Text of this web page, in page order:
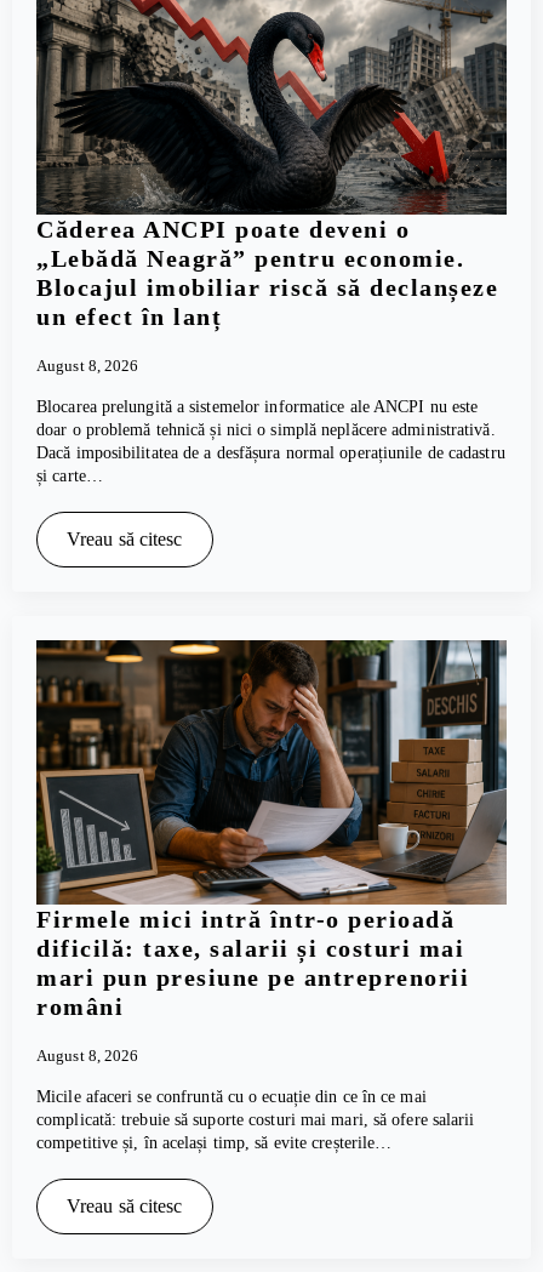
Căderea ANCPI poate deveni o
„Lebădă Neagră” pentru economie.
Blocajul imobiliar riscă să declanșeze
un efect în lanț
August 8, 2026
Blocarea prelungită a sistemelor informatice ale ANCPI nu este
doar o problemă tehnică și nici o simplă neplăcere administrativă.
Dacă imposibilitatea de a desfășura normal operațiunile de cadastru
și carte…
Vreau să citesc
Firmele mici intră într-o perioadă
dificilă: taxe, salarii și costuri mai
mari pun presiune pe antreprenorii
români
August 8, 2026
Micile afaceri se confruntă cu o ecuație din ce în ce mai
complicată: trebuie să suporte costuri mai mari, să ofere salarii
competitive și, în același timp, să evite creșterile…
Vreau să citesc